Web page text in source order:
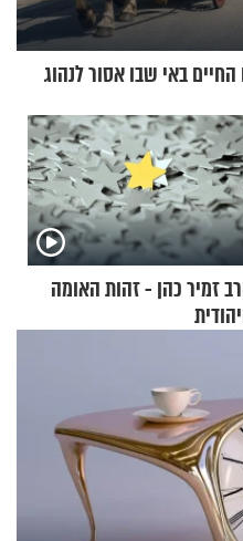
באי שבו אסור לנהוג
זמיר כהן - זהות האומה